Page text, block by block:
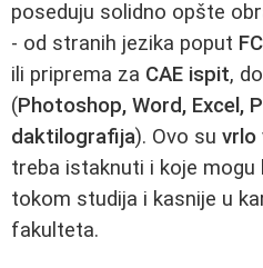
poseduju solidno opšte
- od stranih jezika poput
ili priprema za CAE ispit,
(Photoshop, Word, Excel,
daktilografija). Ovo su vrlo
treba istaknuti i koje
tokom studija i kasnije u
fakulteta.